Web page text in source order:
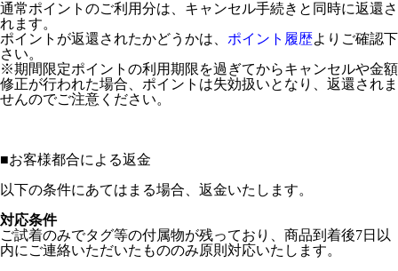
通常ポイントのご利用分は、キャンセル手続きと同時に返還さ
れます。
ポイントが返還されたかどうかは、 ポイント履歴よりご確認下
さい。
※期間限定ポイントの利用期限を過ぎてからキャンセルや金額
修正が行われた場合、ポイントは失効扱いとなり、返還されま
せんのでご注意ください。
■お客様都合による返金
以下の条件にあてはまる場合、返金いたします。
対応条件
ご試着のみでタグ等の付属物が残っており、商品到着後7日以
内にご連絡いただいたもののみ原則対応いたします。